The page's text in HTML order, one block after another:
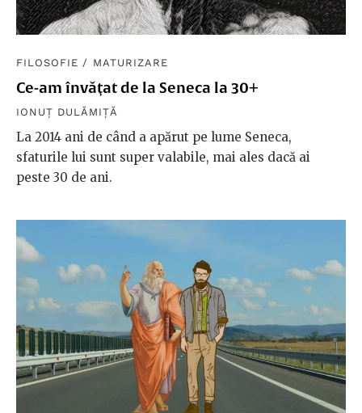
FILOSOFIE / MATURIZARE
Ce-am învăţat de la Seneca la 30+
IONUȚ DULĂMIȚĂ
La 2014 ani de când a apărut pe lume Seneca,
sfaturile lui sunt super valabile, mai ales dacă ai
peste 30 de ani.